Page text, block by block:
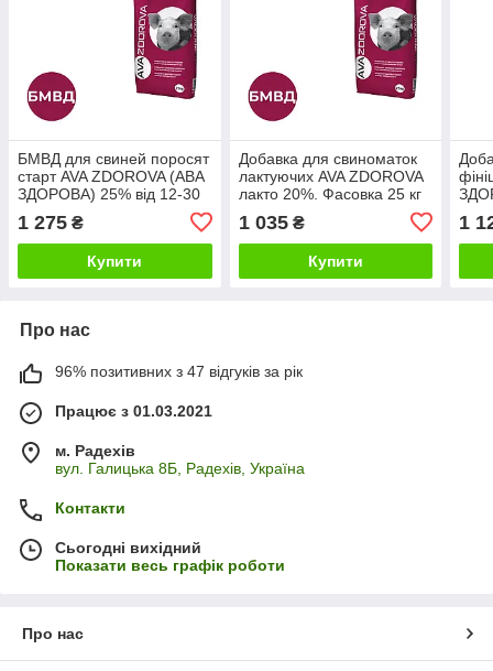
БМВД для свиней поросят
старт AVA ZDOROVA (АВА
ЗДОРОВА) 25% від 12-30
1 275 ₴
Купити
Добавка для свиноматок
лактуючих AVA ZDOROVA
лакто 20%. Фасовка 25 кг
1 035₴
Купити
1
Про нас
96% позитивних з 47 відгуків за рік
Працює з 01.03.2021
м. Радехів
вул. Галицька 8Б, Радехів, Україна
Контакти
Сьогодні вихідний
Показати весь графік роботи
Про нас